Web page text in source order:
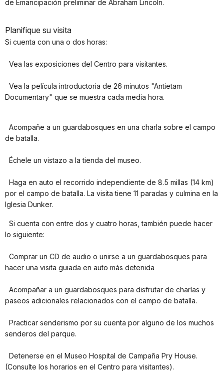
de Emancipación preliminar de Abraham Lincoln.
Planifique su visita
Si cuenta con una o dos horas:
Vea las exposiciones del Centro para visitantes.
Vea la película introductoria de 26 minutos "Antietam
Documentary" que se muestra cada media hora.
Acompañe a un guardabosques en una charla sobre el campo
de batalla.
Échele un vistazo a la tienda del museo.
Haga en auto el recorrido independiente de 8.5 millas (14 km)
por el campo de batalla. La visita tiene 11 paradas y culmina en la
Iglesia Dunker.
Si cuenta con entre dos y cuatro horas, también puede hacer
lo siguiente:
Comprar un CD de audio o unirse a un guardabosques para
hacer una visita guiada en auto más detenida
Acompañar a un guardabosques para disfrutar de charlas y
paseos adicionales relacionados con el campo de batalla.
Practicar senderismo por su cuenta por alguno de los muchos
senderos del parque.
Detenerse en el Museo Hospital de Campaña Pry House.
(Consulte los horarios en el Centro para visitantes).